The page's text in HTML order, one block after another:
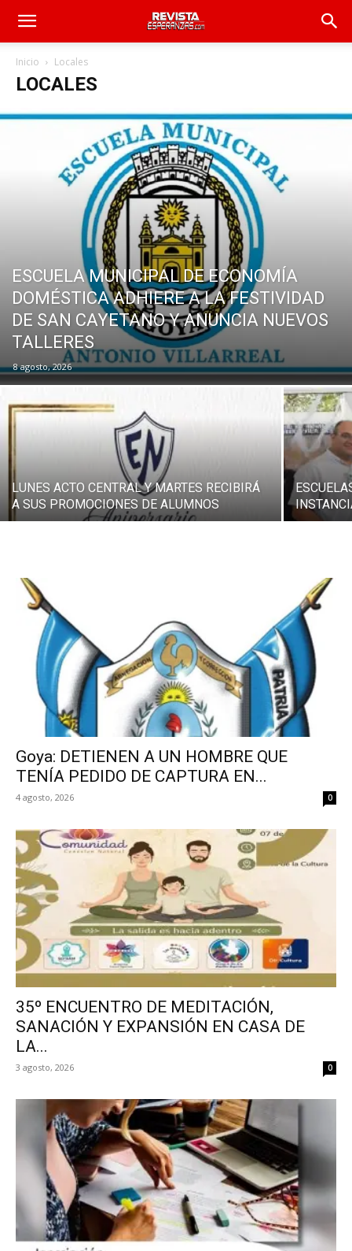
Inicio Locales
LOCALES
ESCUELA MUNICIPAL DE ECONOMÍA
DOMÉSTICA ADHIERE A LA FESTIVIDAD
DE SAN CAYETANO Y ANUNCIA NUEVOS
TALLERES
8 agosto, 2026
LUNES ACTO CENTRAL Y MARTES RECIBIRÁ
A SUS PROMOCIONES DE ALUMNOS
Goya: DETIENEN A UN HOMBRE QUE
TENÍA PEDIDO DE CAPTURA EN...
4 agosto, 2026 0
35º ENCUENTRO DE MEDITACIÓN,
SANACIÓN Y EXPANSIÓN EN CASA DE
LA...
3 agosto, 2026 0